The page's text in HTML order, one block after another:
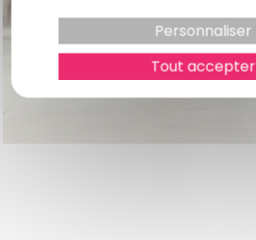
Tout accepter
Personnaliser